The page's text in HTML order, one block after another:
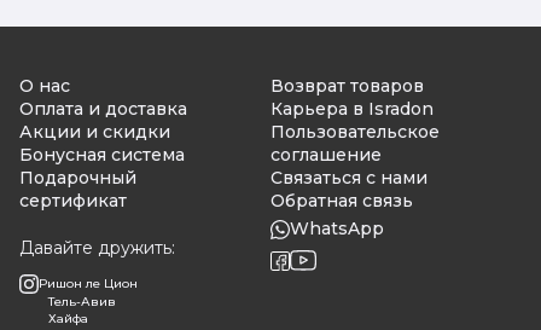
О нас
Оплата и доставка
Акции и скидки
Бонусная система
Подарочный
сертификат
Давайте дружить:
Ришон ле Цион
Тель-Авив
Хайфа
Возврат товаров
Карьера в Isradon
Пользовательское
соглашение
Связаться с нами
Обратная связь
WhatsApp